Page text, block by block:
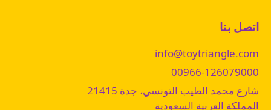
اتصل بنا
info@toytriangle.com
00966-126079000
شارع محمد الطيب التونسي، جدة 21415
المملكة العربية السعودية